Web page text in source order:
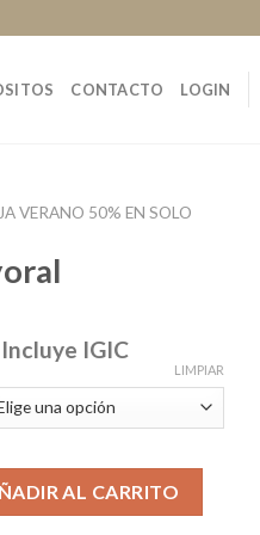
CONTACTO LOGIN
VERANO 50% EN SOLO
Incluye IGIC
LIMPIAR
AL CARRITO